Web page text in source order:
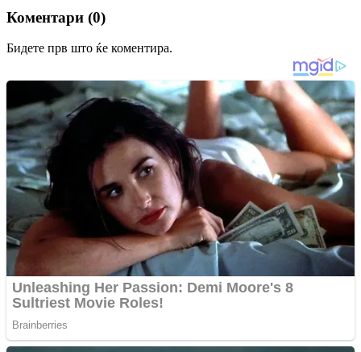
Коментари (0)
Бидете прв што ќе коментира.